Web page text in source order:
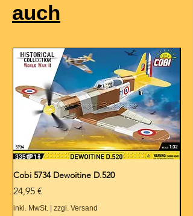
auch
Cobi 5734 Dewoitine D.520
Preis
24,95 €
inkl. MwSt. zzgl. Versand